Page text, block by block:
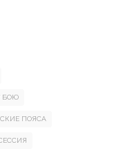
БОЮ
ПОЯСА